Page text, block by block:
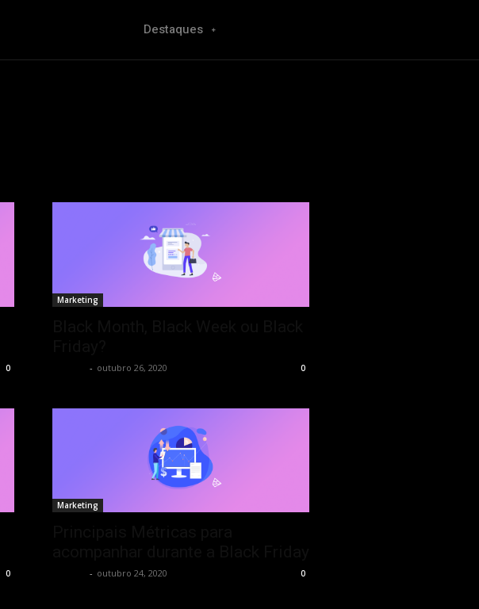
Destaques
0
Marketing
- outubro 26, 2020 0
0
Marketing
- outubro 24, 2020 0